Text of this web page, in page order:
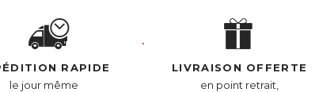
RAPIDE
le jour même
LIVRAISON OFFERTE
en point retrait,